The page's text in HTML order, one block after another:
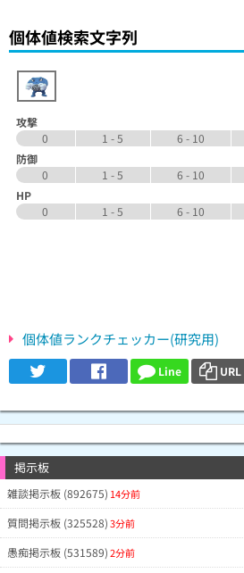
個体値検索文字列
攻撃
0
1 - 5 6 - 10
防御
0
1 - 5 6 - 10
HP
0
1 - 5 6 - 10
個体値ランクチェッカー(研究用)
Line URL
掲示板
雑談掲示板 (892675) 14分前
質問掲示板 (325528)3分前
愚痴掲示板 (531589)2分前